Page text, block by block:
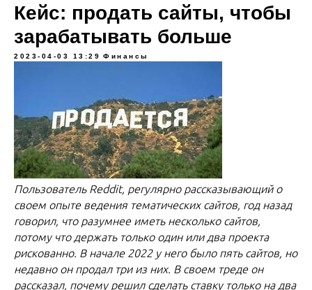
Кейс: продать сайты, чтобы
зарабатывать больше
2023-04-03 13:29 Финансы
Пользователь Reddit, регулярно рассказывающий о
своем опыте ведения тематических сайтов, год назад
говорил, что разумнее иметь несколько сайтов,
потому что держать только один или два проекта
рискованно. В начале 2022 у него было пять сайтов, но
недавно он продал три из них. В своем треде он
рассказал, почему решил сделать ставку только на два